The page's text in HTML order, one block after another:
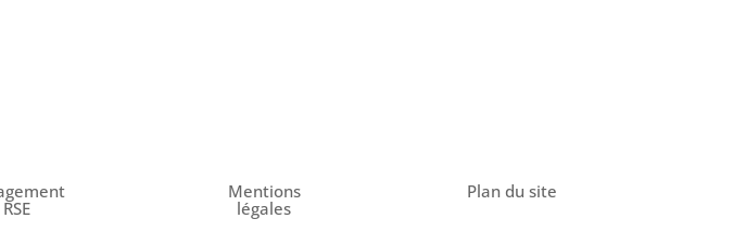
RSE
Mentions
légales
Plan du site